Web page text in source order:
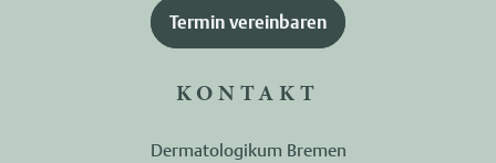
Termin vereinbaren
KONTAKT
Dermatologikum Bremen